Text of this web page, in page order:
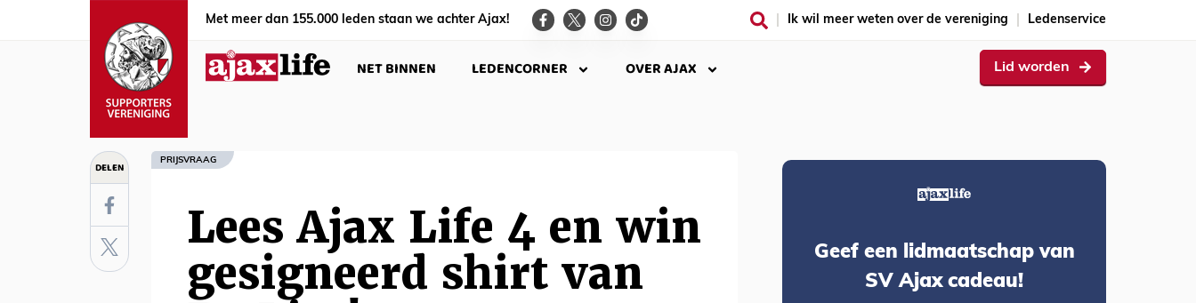
Met meer dan 155.000 leden staan we achter Ajax! Ik wil meer weten over de vereniging Ledenservice
NET BINNEN LEDENCORNER OVER AJAX Lid worden
DELEN PRIJSVRAAG
Lees Ajax Life 4 en win
gesigneerd shirt van
Geef een lidmaatschap van
SV Ajax cadeau!